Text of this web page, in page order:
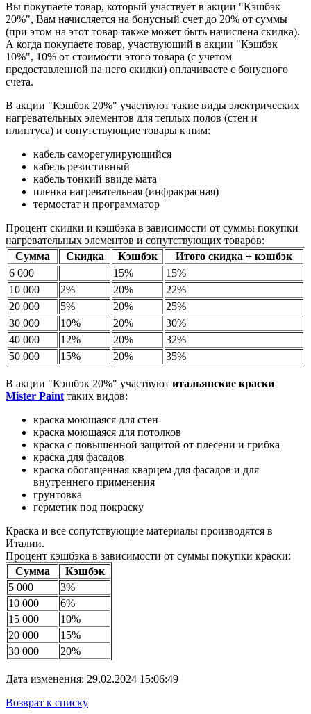
Вы покупаете товар, который участвует в акции "Кэшбэк
20%", Вам начисляется на бонусный счет до 20% от суммы
(при этом на этот товар также может быть начислена скидка).
А когда покупаете товар, участвующий в акции "Кэшбэк
10%", 10% от стоимости этого товара (с учетом
предоставленной на него скидки) оплачиваете с бонусного
счета.
В акции "Кэшбэк 20%" участвуют такие виды электрических
нагревательных элементов для теплых полов (стен и
плинтуса) и сопутствующие товары к ним:
кабель саморегулирующийся
кабель резистивный
кабель тонкий ввиде мата
пленка нагревательная (инфракрасная)
термостат и программатор
Процент скидки и кэшбэка в зависимости от суммы покупки
нагревательных элементов и сопутствующих товаров:
Сумма
Скидка Кэшбэк
Итого скидка + кэшбэк
6 000
15%
15%
10 000
2% 20%
22%
20 000
5% 20%
25%
30 000
10% 20%
30%
40 000
12% 20%
32%
50 000
15% 20% 35%
В акции "Кэшбэк 20%" участвуют итальянские краски
Mister Paintтаких видов:
краска моющаяся для стен
краска моющаяся для потолков
краска с повышенной защитой от плесени и грибка
краска для фасадов
краска обогащенная кварцем для фасадов и для
внутреннего применения
грунтовка
герметик под покраску
Краска и все сопутствующие материалы производятся в
Италии.
Процент кэшбэка в зависимости от суммы покупки краски:
Сумма
Кэшбэк
5 000
3%
10 000
6%
15 000
10%
20 000
15%
30 000
20%
Дата изменения: 29.02.2024 15:06:49
Возврат к списку